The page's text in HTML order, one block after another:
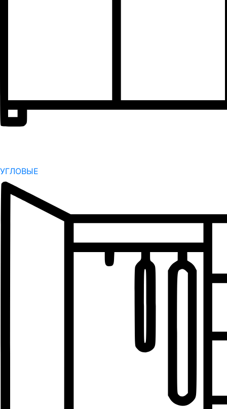
УГЛОВЫЕ